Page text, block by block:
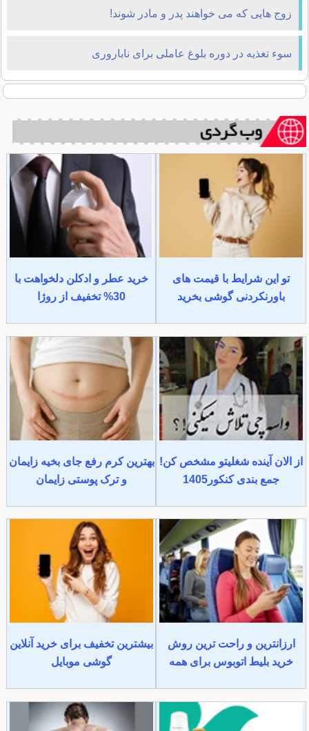
زوج هایی که می خواهند پدر و مادر شوند!
سوء تغذیه در دوره بلوغ عاملی برای ناباروری
تو این شرایط با قیمت های
باورنکردنی گوشی بخرید
خرید عطر و ادکلن دلخواهت با
30% تخفیف از روژا
از الان آینده شغلیتو مشخص کن!
جمع بندی کنکور1405
بهترین کرم رفع جای بخیه زایمان
و ترک پوستی زایمان
ارزانترین و راحت ترین روش
خرید بلیط اتوبوس برای همه
بیشترین تخفیف برای خرید آنلاین
گوشی موبایل